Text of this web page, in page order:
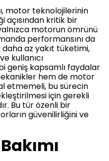
motor teknolojilerinin
açısından kritik bir
motorun ömrünü
performansını da
daha az yakıt tüketimi,
kullanıcı
geniş kapsamlı faydalar
hem de motor
etmemeli, bu sürecin
için gerekli
Bu tür özenli bir
güvenilirliğini ve